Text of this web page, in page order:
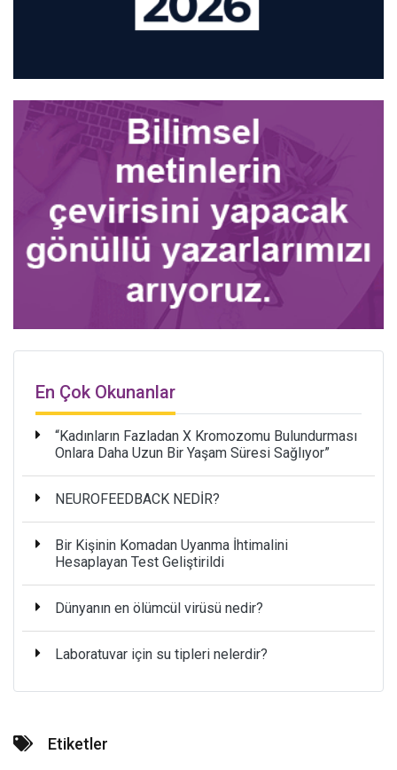
En Çok Okunanlar
“Kadınların Fazladan X Kromozomu Bulundurması
Onlara Daha Uzun Bir Yaşam Süresi Sağlıyor”
NEUROFEEDBACK NEDİR?
Bir Kişinin Komadan Uyanma İhtimalini
Hesaplayan Test Geliştirildi
Dünyanın en ölümcül virüsü nedir?
Laboratuvar için su tipleri nelerdir?
Etiketler